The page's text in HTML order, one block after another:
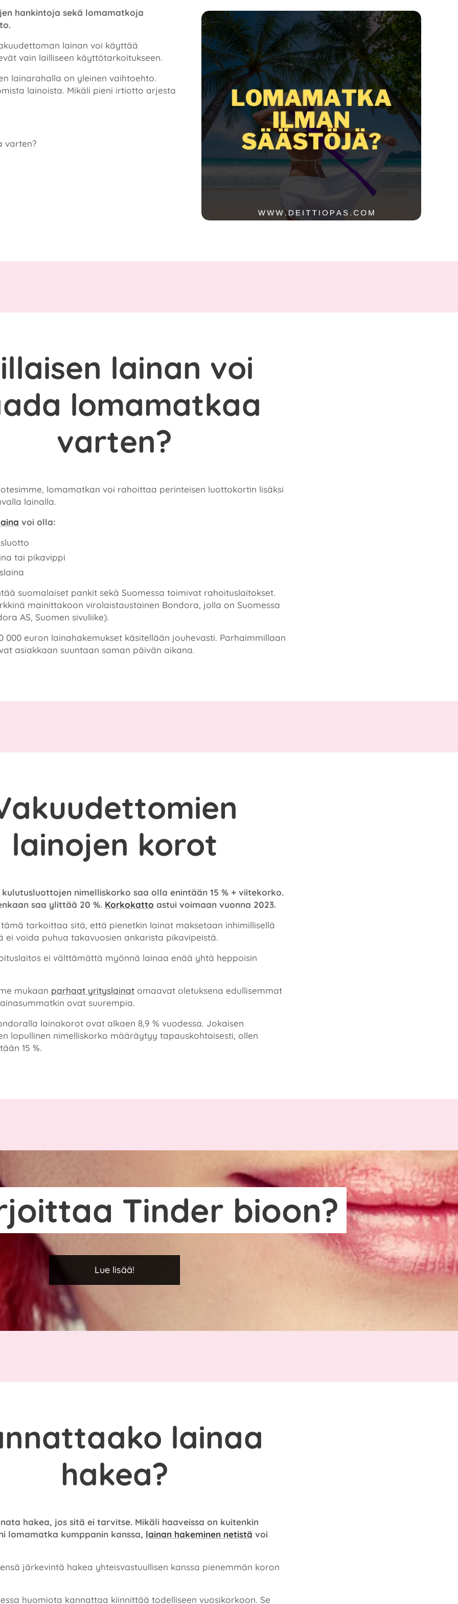
hankintoja sekä lomamatkoja
lainan voi käyttää
vain lailliseen käyttötarkoitukseen.
lainarahalla on yleinen vaihtoehto.
lainoista. Mikäli pieni irtiotto arjesta
varten?
lainan voi
lomamatkaa
varten?
lomamatkan voi rahoittaa perinteisen luottokortin lisäksi
lainalla.
voi olla:
tai pikavippi
suomalaiset pankit sekä Suomessa toimivat rahoituslaitokset.
mainittakoon virolaistaustainen Bondora, jolla on Suomessa
AS, Suomen sivuliike).
000 euron lainahakemukset käsitellään jouhevasti. Parhaimmillaan
asiakkaan suuntaan saman päivän aikana.
lainojen korot
kulutusluottojen nimelliskorko saa olla enintään 15 % + viitekorko.
saa ylittää 20 %. Korkokatto astui voimaan vuonna 2023.
tarkoittaa sitä, että pienetkin lainat maksetaan inhimillisellä
ei voida puhua takavuosien ankarista pikavipeistä.
ei välttämättä myönnä lainaa enää yhtä heppoisin
mukaan parhaat yrityslainat omaavat oletuksena edullisemmat
ovat suurempia.
lainakorot ovat alkaen 8,9 % vuodessa. Jokaisen
lopullinen nimelliskorko määräytyy tapauskohtaisesti, ollen
15 %.
Tinder bioon?
Lue lisää!
lainaa
hakea?
hakea, jos sitä ei tarvitse. Mikäli haaveissa on kuitenkin
lomamatka kumppanin kanssa, lainan hakeminen netistä voi
järkevintä hakea yhteisvastuullisen kanssa pienemmän koron
huomiota kannattaa kiinnittää todelliseen vuosikorkoon. Se